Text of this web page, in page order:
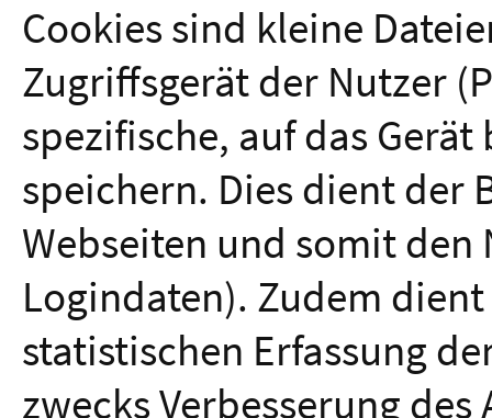
Cookies sind kleine
Zugriffsgerät der Nutzer
spezifische, auf das
speichern. Dies dient
Webseiten und somit den
Logindaten). Zudem
statistischen Erfassung
zwecks Verbesserung